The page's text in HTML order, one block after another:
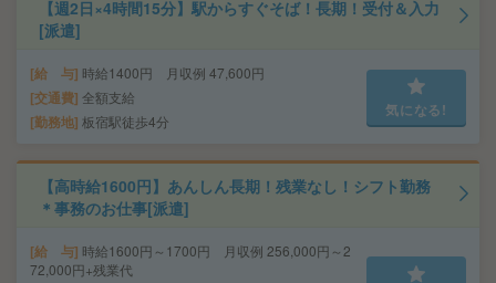
【週2日×4時間15分】駅からすぐそば！長期！受付＆入力
[派遣]
給 与 時給1400円 月収例 47,600円
交通費 全額支給
勤務地 板宿駅徒歩4分
気になる!
【高時給1600円】あんしん長期！残業なし！シフト勤務
＊事務のお仕事[派遣]
給 与 時給1600円～1700円 月収例 256,000円～2
72,000円+残業代